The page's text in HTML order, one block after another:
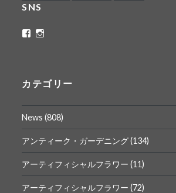
SNS
ritaflower.calligraphy
ロ
フ
ー
ル
で
表
示
ロ
フ
ー
ル
で
表
示
カテゴリー
News (808)
アンティーク・ガーデニング(134)
アーティフィシャルフラワー (11)
アーティフィシャルフラワー (72)